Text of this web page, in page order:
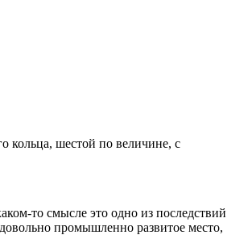
кольца, шестой по величине, с
то смысле это одно из последствий
промышленно развитое место,